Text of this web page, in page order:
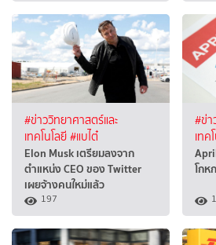
#ข่าววิทยาศาสตร์และ
เทคโนโลยี#แบไต๋
Elon Musk เตรียมลงจาก
ตำแหน่ง CEO ของ Twitter
เผยจ้างคนใหม่แล้ว
197
#ข่า
เทค
โกห